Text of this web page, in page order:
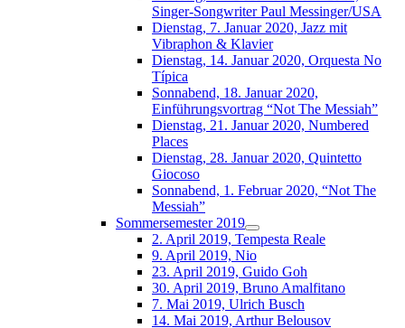
Singer-Songwriter Paul Messinger/USA
Dienstag, 7. Januar 2020, Jazz mit
Vibraphon & Klavier
Dienstag, 14. Januar 2020, Orquesta No
Típica
Sonnabend, 18. Januar 2020,
Einführungsvortrag “Not The Messiah”
Dienstag, 21. Januar 2020, Numbered
Places
Dienstag, 28. Januar 2020, Quintetto
Giocoso
Sonnabend, 1. Februar 2020, “Not The
Messiah”
Sommersemester 2019
2. April 2019, Tempesta Reale
9. April 2019, Nio
23. April 2019, Guido Goh
30. April 2019, Bruno Amalfitano
7. Mai 2019, Ulrich Busch
14. Mai 2019, Arthur Belousov